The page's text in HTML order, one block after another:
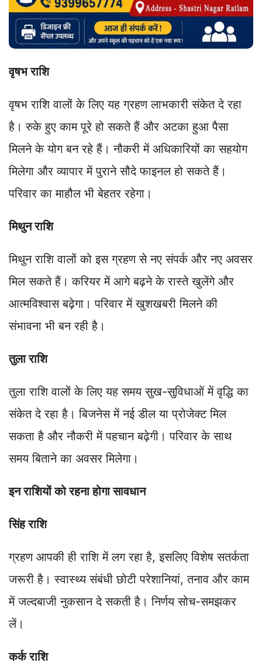
वृषभ राशि
वृषभ राशि वालों के लिए यह ग्रहण लाभकारी संकेत दे रहा
है। रुके हुए काम पूरे हो सकते हैं और अटका हुआ पैसा
मिलने के योग बन रहे हैं। नौकरी में अधिकारियों का सहयोग
मिलेगा और व्यापार में पुराने सौदे फाइनल हो सकते हैं।
परिवार का माहौल भी बेहतर रहेगा।
मिथुन राशि
मिथुन राशि वालों को इस ग्रहण से नए संपर्क और नए अवसर
मिल सकते हैं। करियर में आगे बढ़ने के रास्ते खुलेंगे और
आत्मविश्वास बढ़ेगा। परिवार में खुशखबरी मिलने की
संभावना भी बन रही है।
तुला राशि
तुला राशि वालों के लिए यह समय सुख-सुविधाओं में वृद्धि का
संकेत दे रहा है। बिजनेस में नई डील या प्रोजेक्ट मिल
सकता है और नौकरी में पहचान बढ़ेगी। परिवार के साथ
समय बिताने का अवसर मिलेगा।
इन राशियों को रहना होगा सावधान
सिंह राशि
ग्रहण आपकी ही राशि में लग रहा है, इसलिए विशेष सतर्कता
जरूरी है। स्वास्थ्य संबंधी छोटी परेशानियां, तनाव और काम
में जल्दबाजी नुकसान दे सकती है। निर्णय सोच-समझकर
लें।
कर्क राशि